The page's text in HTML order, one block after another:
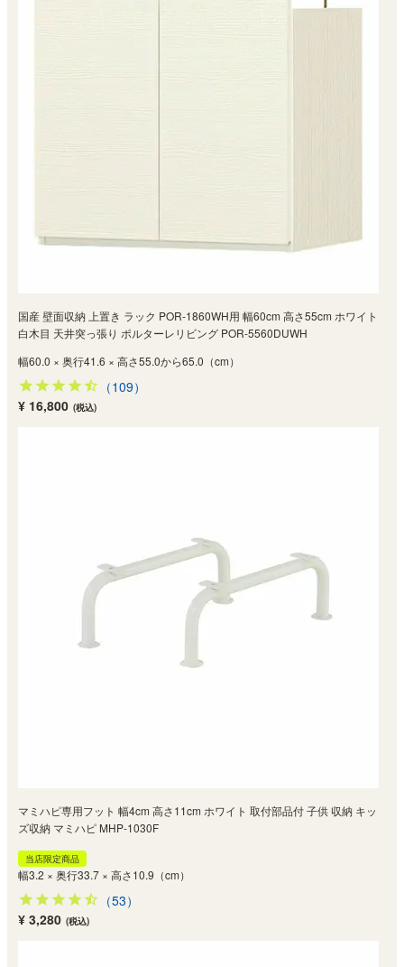
国産 壁面収納 上置き ラック POR-1860WH用 幅60cm 高さ55cm ホワイト
白木目 天井突っ張り ポルターレリビング POR-5560DUWH
幅60.0 × 奥行41.6 × 高さ55.0から65.0（cm）
（109）
¥ 16,800 (税込)
マミハピ専用フット 幅4cm 高さ11cm ホワイト 取付部品付 子供 収納 キッ
ズ収納 マミハピ MHP-1030F
当店限定商品
幅3.2 × 奥行33.7 × 高さ10.9（cm）
（53）
¥ 3,280 (税込)